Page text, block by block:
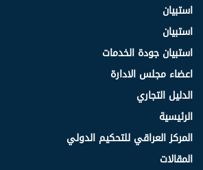
استبيان
استبيان
استبيان جودة الخدمات
اعضاء مجلس الادارة
الدليل التجاري
الرئيسية
المركز العراقي للتحكيم الدولي
المقالات